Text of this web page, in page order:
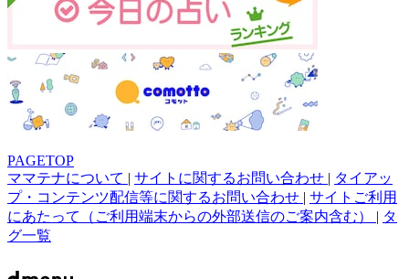
PAGETOP
ママテナについて | サイトに関するお問い合わせ | タイアッ
プ・コンテンツ配信等に関するお問い合わせ | サイトご利用
にあたって（ご利用端末からの外部送信のご案内含む） | タ
グ一覧